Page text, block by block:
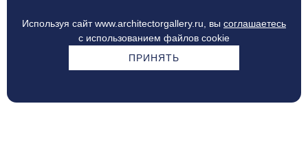
Используя сайт www.architectorgallery.ru, вы соглашаетесь
с использованием файлов cookie
ПРИНЯТЬ
Процесс оплаты